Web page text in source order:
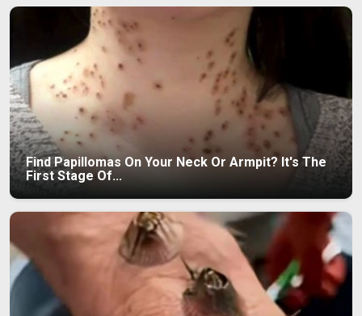
Find Papillomas On Your Neck Or Armpit? It's The
First Stage Of...